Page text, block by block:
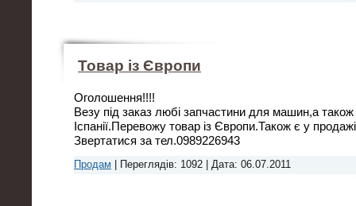
Товар із Європи
Оголошення!!!!
Везу під заказ любі запчастини для машин,а
Іспанії.Перевожу товар із Європи.Також є у
Звертатися за тел.0989226943
Продам Переглядів: 1092 Дата: 06.07.2011